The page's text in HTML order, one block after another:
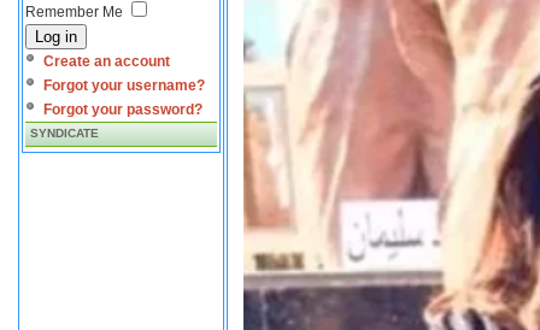
Remember Me
Log in
Create an account
Forgot your username?
Forgot your password?
SYNDICATE